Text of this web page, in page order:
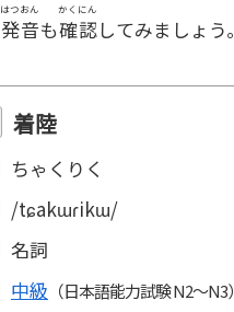
発音
はつおん
も確認
かくにん
してみましょう。
着陸
ちゃくりく
/tɕakɯɾikɯ/
名詞
中級